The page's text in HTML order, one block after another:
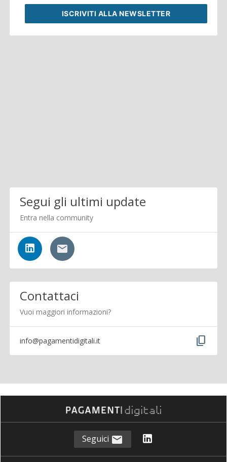
ISCRIVITI ALLA NEWSLETTER
Segui gli ultimi update
Entra nella community
Contattaci
Vuoi maggiori informazioni?
info@pagamentidigitali.it content_copy
Seguici